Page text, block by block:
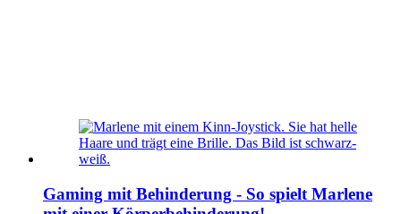
Gaming mit Behinderung - So spielt Marlene